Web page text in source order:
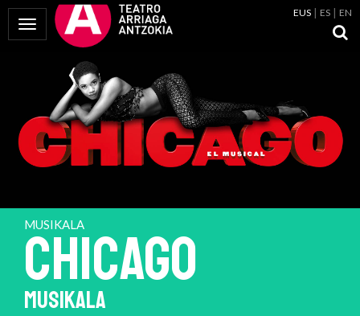
Menua erakutsi
EUS ES EN
MUSIKALA
CHICAGO
MUSIKALA